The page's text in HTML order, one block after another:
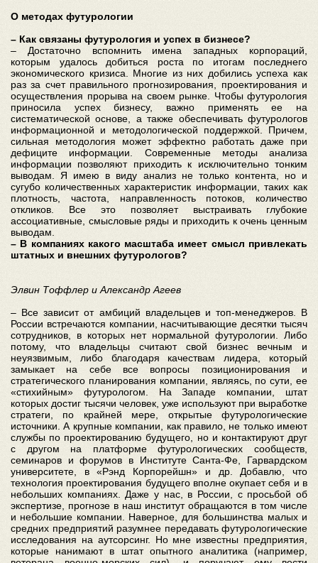
О методах футурологии
– Как связаны футурология и успех в бизнесе?
– Достаточно вспомнить имена западных корпораций,
которым удалось добиться роста по итогам последнего
экономического кризиса. Многие из них добились успеха как
раз за счет правильного прогнозирования, проектирования и
осуществления прорыва на своем рынке. Чтобы футурология
приносила успех бизнесу, важно применять ее на
систематической основе, а также обеспечивать футурологов
информационной и методологической поддержкой. Причем,
сильная методология может эффектно работать даже при
дефиците информации. Современные методы анализа
информации позволяют приходить к исключительно тонким
выводам. Я имею в виду анализ не только контента, но и
сугубо количественных характеристик информации, таких как
плотность, частота, направленность потоков, количество
откликов. Все это позволяет выстраивать глубокие
ассоциативные, смысловые ряды и приходить к очень ценным
выводам.
– В компаниях какого масштаба имеет смысл привлекать
штатных и внешних футурологов?
Элвин Тоффлер и Александр Агеев
– Все зависит от амбиций владельцев и топ-менеджеров. В
России встречаются компании, насчитывающие десятки тысяч
сотрудников, в которых нет нормальной футурологии. Либо
потому, что владельцы считают свой бизнес вечным и
неуязвимым, либо благодаря качествам лидера, который
замыкает на себе все вопросы позиционирования и
стратегического планирования компании, являясь, по сути, ее
«стихийным» футурологом. На Западе компании, штат
которых достиг тысячи человек, уже используют при выработке
стратеги, по крайней мере, открытые футурологические
источники. А крупные компании, как правило, не только имеют
службы по проектированию будущего, но и контактируют друг
с другом на платформе футурологических сообществ,
семинаров и форумов в Институте Санта-Фе, Гарвардском
университете, в «Рэнд Корпорейшн» и др. Добавлю, что
технология проектирования будущего вполне окупает себя и в
небольших компаниях. Даже у нас, в России, с просьбой об
экспертизе, прогнозе в наш институт обращаются в том числе
и небольшие компании. Наверное, для большинства малых и
средних предприятий разумнее передавать футурологические
исследования на аутсорсинг. Но мне известны предприятия,
которые нанимают в штат опытного аналитика (например,